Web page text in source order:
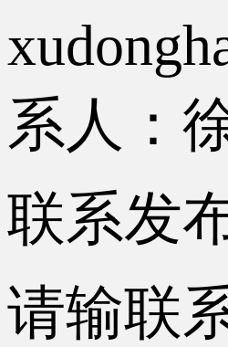
系人：
联系发
请输联